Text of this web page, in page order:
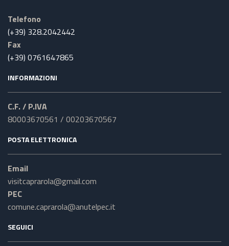
Telefono
(+39) 328.2042442
Fax
(+39) 0761647865
INFORMAZIONI
C.F. / P.IVA
80003670561 / 00203670567
POSTA ELETTRONICA
Email
visitcaprarola@gmail.com
PEC
comune.caprarola@anutelpec.it
SEGUICI